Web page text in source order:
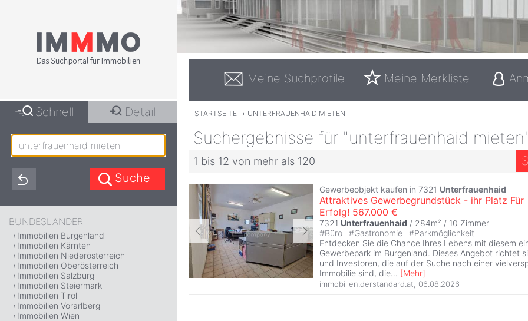
Meine Suchprofile Meine Merkliste
STARTSEITE › UNTERFRAUENHAID MIETEN
Suchergebnisse für "unterfrauenhaid
1 bis 12 von mehr als 120
Gewerbeobjekt kaufen in 7321 Unterfrauenhaid
Attraktives Gewerbegrundstück - ihr Platz Für
Erfolg! 567.000 €
7321 Unterfrauenhaid / 284m² / 10 Zimmer
#Büro #Gastronomie #Parkmöglichkeit
Entdecken Sie die Chance Ihres Lebens mit diesem
Gewerbepark im Burgenland. Dieses Angebot richtet
und Investoren, die auf der Suche nach einer
Immobilie sind, die... [Mehr]
immobilien.derstandard.at 06.08.2026
Schnell Detail
BUNDESLÄNDER
Immobilien Burgenland
Immobilien Kärnten
Immobilien Niederösterreich
Immobilien Oberösterreich
Immobilien Salzburg
Immobilien Steiermark
Immobilien Tirol
Immobilien Vorarlberg
Immobilien Wien